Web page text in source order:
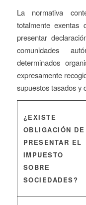
La normativa
totalmente exentas
presentar
comunidades
determinados
expresamente
supuestos tasados y
¿EXISTE
OBLIGACIÓN DE
PRESENTAR EL
IMPUESTO
SOBRE
SOCIEDADES?